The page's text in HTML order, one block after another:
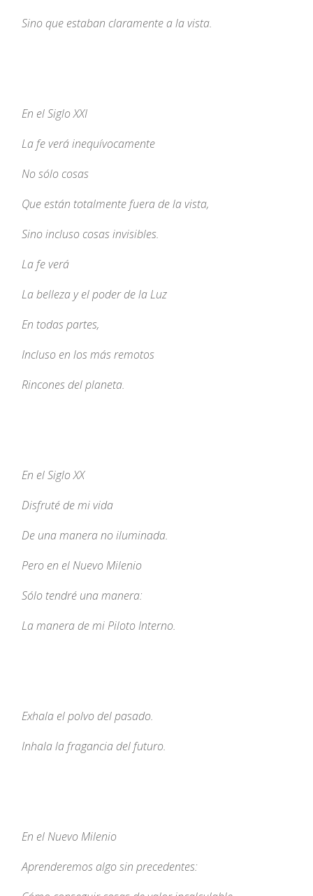
Sino que estaban claramente a la vista.
En el Siglo XXI
La fe verá inequívocamente
No sólo cosas
Que están totalmente fuera de la vista,
Sino incluso cosas invisibles.
La fe verá
La belleza y el poder de la Luz
En todas partes,
Incluso en los más remotos
Rincones del planeta.
En el Siglo XX
Disfruté de mi vida
De una manera no iluminada.
Pero en el Nuevo Milenio
Sólo tendré una manera:
La manera de mi Piloto Interno.
Exhala el polvo del pasado.
Inhala la fragancia del futuro.
En el Nuevo Milenio
Aprenderemos algo sin precedentes: